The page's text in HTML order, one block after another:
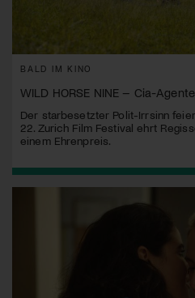
BALD IM KINO
WILD HORSE NINE – Cia-
Der starbesetzter Polit-Irrsinn
22. Zurich Film Festival ehrt
einem Ehrenpreis.